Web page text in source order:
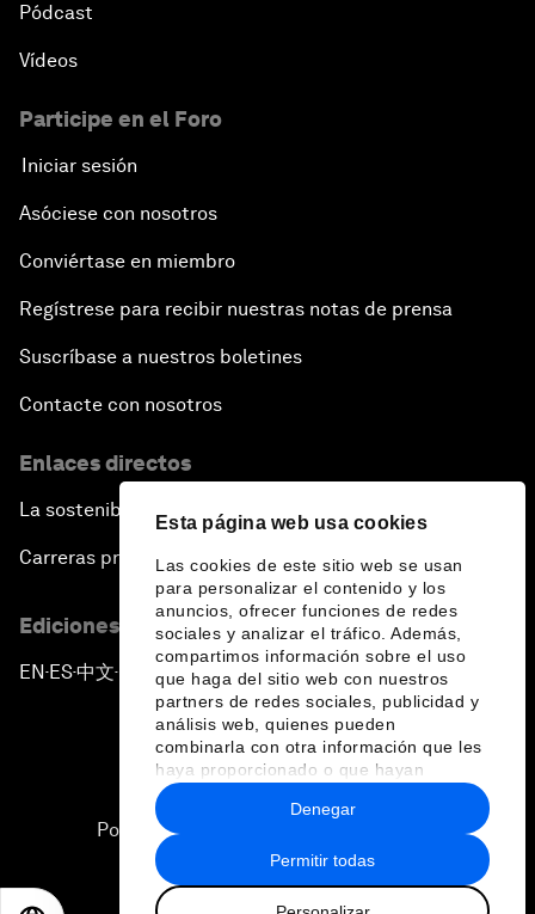
Esta página web usa cookies
Las cookies de este sitio web se usan
para personalizar el contenido y los
anuncios, ofrecer funciones de redes
sociales y analizar el tráfico. Además,
compartimos información sobre el uso
que haga del sitio web con nuestros
partners de redes sociales, publicidad y
análisis web, quienes pueden
combinarla con otra información que les
haya proporcionado o que hayan
recopilado a partir del uso que haya
hecho de sus servicios.
Permitir todas
Denegar
Pódcast
Vídeos
Participe en el Foro
Iniciar sesión
Asóciese con nosotros
Conviértase en miembro
Regístrese para recibir nuestras notas de prensa
Suscríbase a nuestros boletines
Contacte con nosotros
Enlaces directos
La sostenibilidad en el Foro
Carreras profesionales
Ediciones en otros idiomas
EN ▪ES▪中文▪ 日本語
Política de privacidad y normas de uso
Sitemap